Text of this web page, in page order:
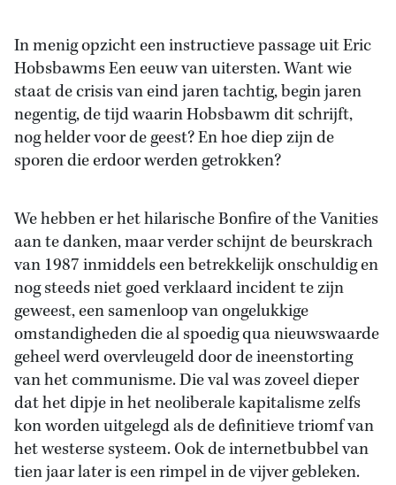
In menig opzicht een instructieve passage uit Eric
Hobsbawms Een eeuw van uitersten. Want wie
staat de crisis van eind jaren tachtig, begin jaren
negentig, de tijd waarin Hobsbawm dit schrijft,
nog helder voor de geest? En hoe diep zijn de
sporen die erdoor werden getrokken?
We hebben er het hilarische Bonfire of the Vanities
aan te danken, maar verder schijnt de beurskrach
van 1987 inmiddels een betrekkelijk onschuldig en
nog steeds niet goed verklaard incident te zijn
geweest, een samenloop van ongelukkige
omstandigheden die al spoedig qua nieuwswaarde
geheel werd overvleugeld door de ineenstorting
van het communisme. Die val was zoveel dieper
dat het dipje in het neoliberale kapitalisme zelfs
kon worden uitgelegd als de definitieve triomf van
het westerse systeem. Ook de internetbubbel van
tien jaar later is een rimpel in de vijver gebleken.